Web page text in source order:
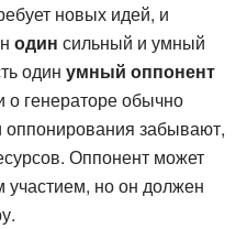
новых идей, и
один сильный и умный
один умный оппонент
генераторе обычно
оппонирования забывают,
Оппонент может
но он должен